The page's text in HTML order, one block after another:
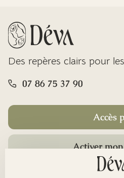
Des repères clairs pour
07 86 75 37 90
Accès
Activer mon